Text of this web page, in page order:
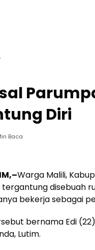
Diri
Baca
Warga Malili,
disebuah
bekerja sebagai
bernama Edi
Lutim.